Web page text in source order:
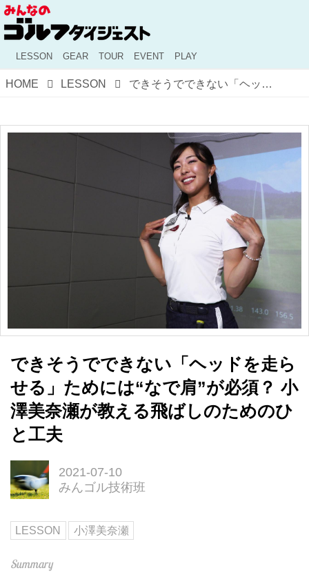
LESSON GEAR TOUR EVENT PLAY
HOME LESSON できそうでできない「ヘッドを走らせる」ためには“なで肩”が必須？ 小澤美奈瀬が教える飛ばしのためのひと工夫
できそうでできない「ヘッドを走ら
せる」ためには“なで肩”が必須？ 小
澤美奈瀬が教える飛ばしのためのひ
と工夫
2021-07-10
みんゴル技術班
LESSON 小澤美奈瀬